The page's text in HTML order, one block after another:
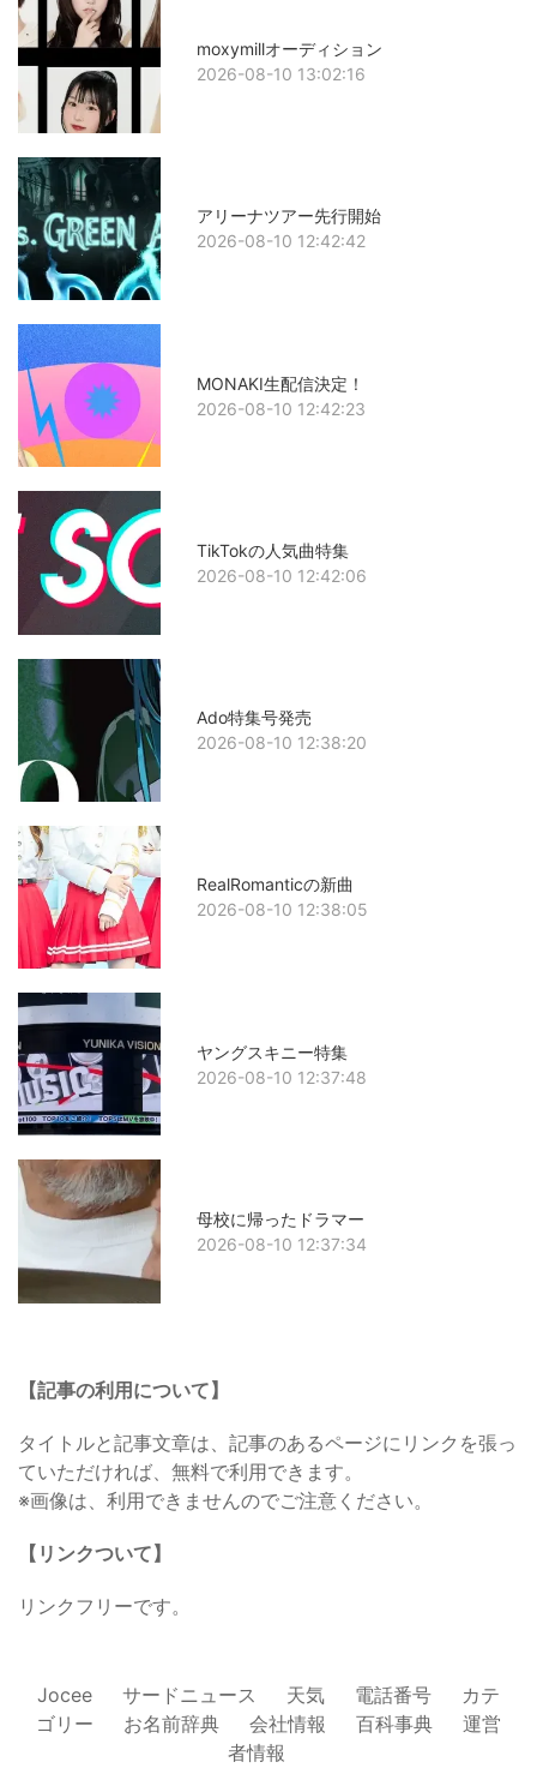
moxymillオーディション
2026-08-10 13:02:16
アリーナツアー先行開始
2026-08-10 12:42:42
MONAKI生配信決定！
2026-08-10 12:42:23
TikTokの人気曲特集
2026-08-10 12:42:06
Ado特集号発売
2026-08-10 12:38:20
RealRomanticの新曲
2026-08-10 12:38:05
ヤングスキニー特集
2026-08-10 12:37:48
母校に帰ったドラマー
2026-08-10 12:37:34
【記事の利用について】
タイトルと記事文章は、記事のあるページにリンクを張っ
ていただければ、無料で利用できます。
※画像は、利用できませんのでご注意ください。
【リンクついて】
リンクフリーです。
Jocee サードニュース 天気 電話番号
カテ
ゴリー
お名前辞典 会社情報 百科事典
運営
者情報